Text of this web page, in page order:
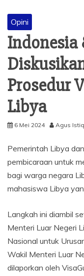
Opini
Indonesia
Prosedur
Libya
6 Mei 2024 Agus
Pemerintah Libya
pembicaraan untuk
bagi warga negara
mahasiswa Libya
Langkah ini diambil
Menteri Luar Negeri
Nasional untuk
Wakil Menteri Luar
dilaporkan oleh